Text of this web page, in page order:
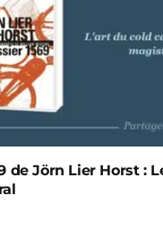
de Jörn Lier Horst :